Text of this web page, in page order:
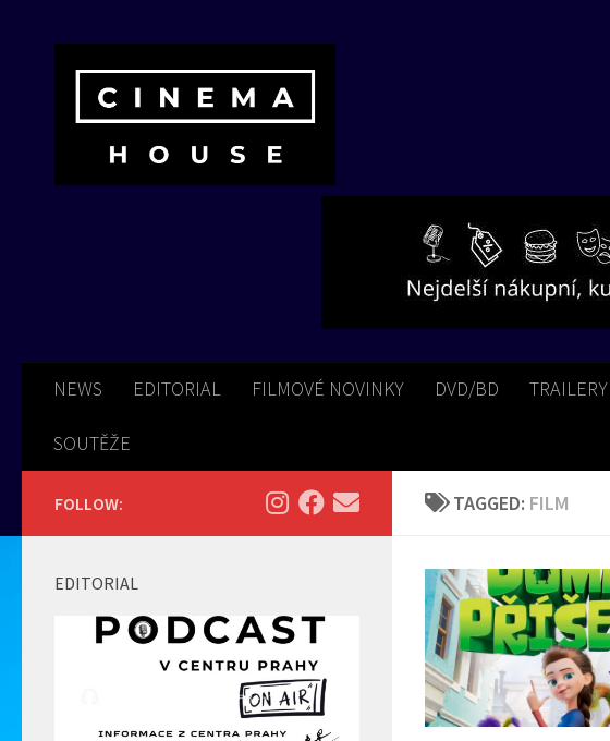
NEWS EDITORIAL FILMOVÉ NOVINKY DVD/BD TRAILERY
SOUTĚŽE
TAGGED: FILM
FOLLOW:
EDITORIAL